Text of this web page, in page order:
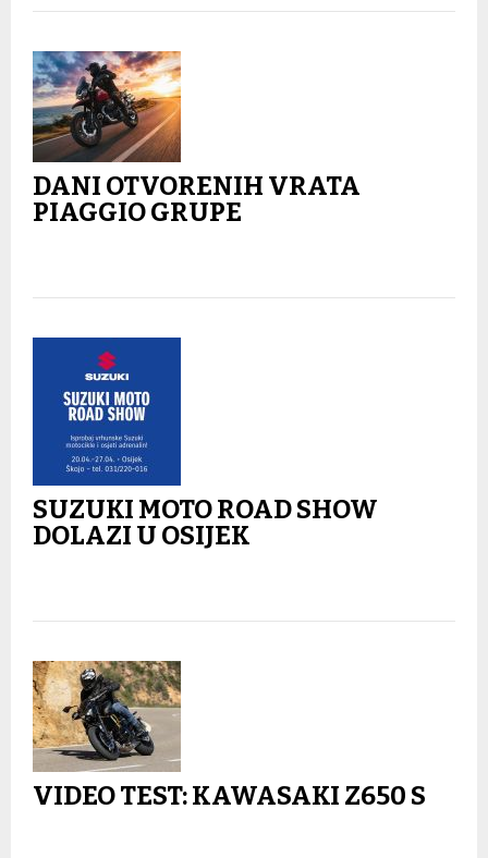
DANI OTVORENIH VRATA
PIAGGIO GRUPE
SUZUKI MOTO ROAD SHOW
DOLAZI U OSIJEK
VIDEO TEST: KAWASAKI Z650 S